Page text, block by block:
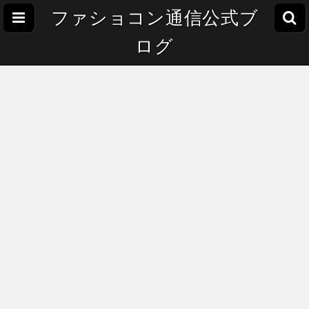
ファショコン通信公式ブ
ログ